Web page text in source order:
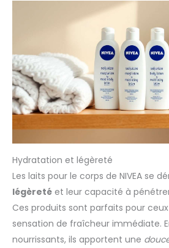
Hydratation et légèreté
Les laits pour le corps de NIVEA se
légèreté et leur capacité à
Ces produits sont parfaits pour
sensation de fraîcheur immédiate.
nourrissants, ils apportent une